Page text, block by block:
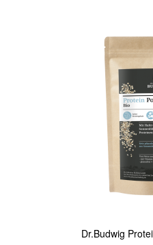
Dr.Budwig